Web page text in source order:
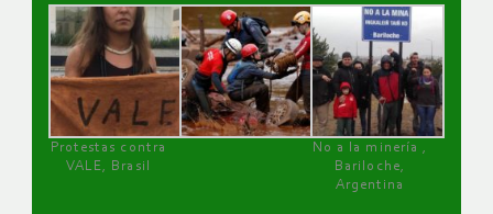
Protestas contra
VALE, Brasil
No a la minería ,
Bariloche,
Argentina